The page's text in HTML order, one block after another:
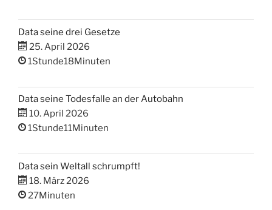
Data seine drei Gesetze
25. April 2026
1Stunde18Minuten
Data seine Todesfalle an der Autobahn
10. April 2026
1Stunde11Minuten
Data sein Weltall schrumpft!
18. März 2026
27Minuten